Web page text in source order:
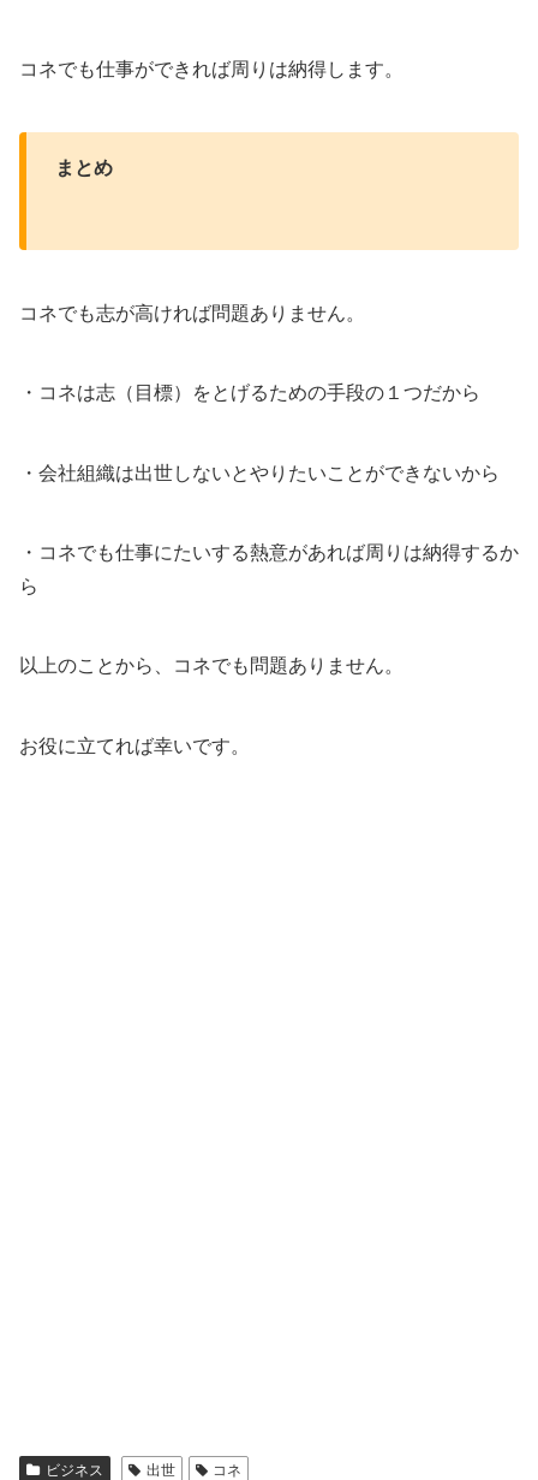
コネでも仕事ができれば周りは納得します。
まとめ
コネでも志が高ければ問題ありません。
・コネは志（目標）をとげるための手段の１つだから
・会社組織は出世しないとやりたいことができないから
・コネでも仕事にたいする熱意があれば周りは納得するか
ら
以上のことから、コネでも問題ありません。
お役に立てれば幸いです。
ビジネス 出世 コネ